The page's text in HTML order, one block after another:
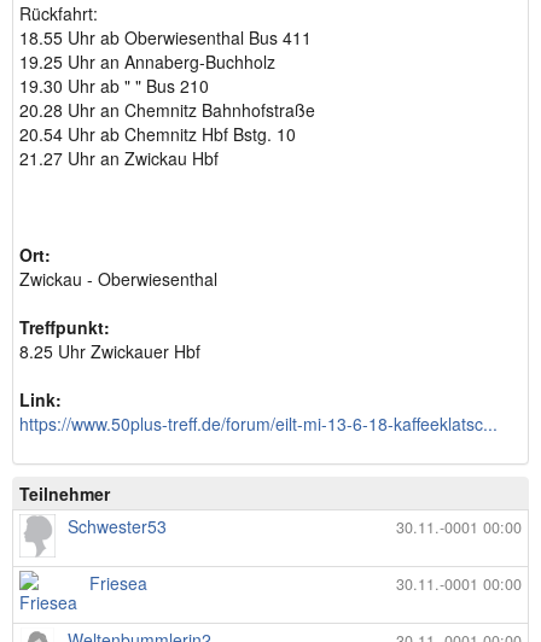
Rückfahrt:
18.55 Uhr ab Oberwiesenthal Bus 411
19.25 Uhr an Annaberg-Buchholz
19.30 Uhr ab " " Bus 210
20.28 Uhr an Chemnitz Bahnhofstraße
20.54 Uhr ab Chemnitz Hbf Bstg. 10
21.27 Uhr an Zwickau Hbf
Ort:
Zwickau - Oberwiesenthal
Treffpunkt:
8.25 Uhr Zwickauer Hbf
Link:
https://www.50plus-treff.de/forum/eilt-mi-13-6-18-kaffeeklatsc...
Teilnehmer
30.11.-0001 00:00
Schwester53
30.11.-0001 00:00
Friesea